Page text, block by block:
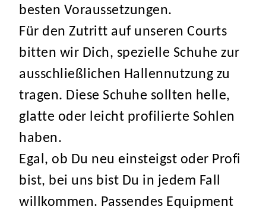
besten Voraussetzungen.
Für den Zutritt auf unseren Courts
bitten wir Dich, spezielle Schuhe zur
ausschließlichen Hallennutzung zu
tragen. Diese Schuhe sollten helle,
glatte oder leicht profilierte Sohlen
haben.
Egal, ob Du neu einsteigst oder Profi
bist, bei uns bist Du in jedem Fall
willkommen. Passendes Equipment